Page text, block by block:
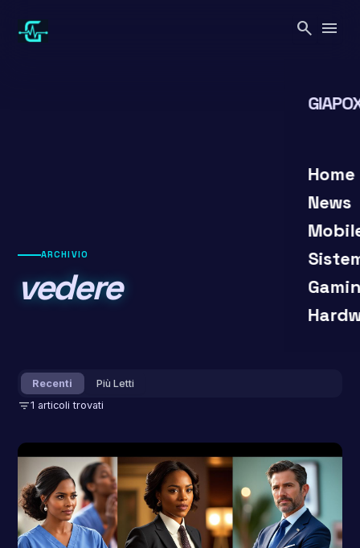
contenuto
search menu
Home
News
close
ARCHIVIO
vedere
Recenti Più Letti
filter_list1 articoli trovati